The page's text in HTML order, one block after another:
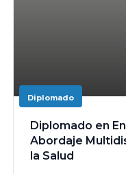
Diplomado
Diplomado en
Abordaje
la Salud